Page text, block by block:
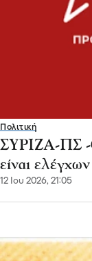
Πολιτική
ΣΥΡΙΖΑ-ΠΣ -
είναι
12 Ιου 2026, 21:05